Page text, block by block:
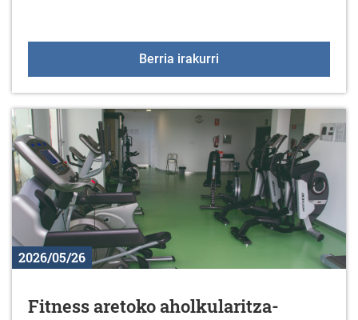
Berria irakurri
2026/05/26
Fitness aretoko aholkularitza-